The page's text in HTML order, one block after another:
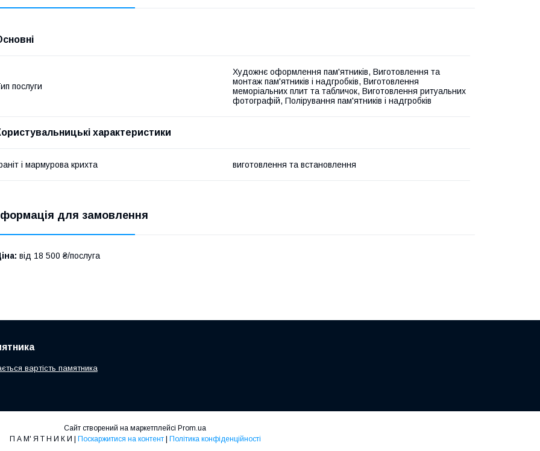
послуги
Художнє оформлення пам'ятників, Виготовлення та
монтаж пам'ятників і надгробків, Виготовлення
меморіальних плит та табличок, Виготовлення ритуальних
фотографій, Полірування пам'ятників і надгробків
характеристики
і мармурова крихта виготовлення та встановлення
для замовлення
від 18 500 ₴/послуга
вартість памятника
Сайт створений на маркетплейсі Prom.ua
Поскаржитися на контент Політика конфіденційності